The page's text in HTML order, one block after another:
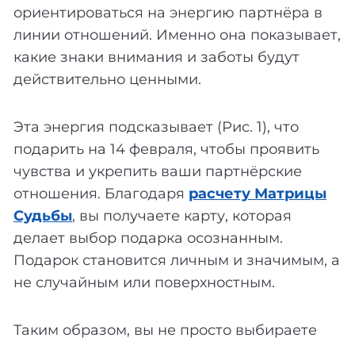
ориентироваться на энергию партнёра в
линии отношений. Именно она показывает,
какие знаки внимания и заботы будут
действительно ценными.
Эта энергия подсказывает (Рис. 1), что
подарить на 14 февраля, чтобы проявить
чувства и укрепить ваши партнёрские
отношения. Благодаря расчету Матрицы
Судьбы, вы получаете карту, которая
делает выбор подарка осознанным.
Подарок становится личным и значимым, а
не случайным или поверхностным.
Таким образом, вы не просто выбираете